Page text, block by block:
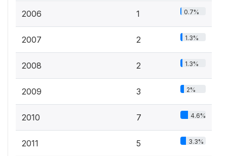
2006 1 0.7%
2007 2 1.3%
2008 2 1.3%
2009 3 2%
2010 7 4.6%
2011 5 3.3%